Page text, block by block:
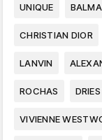
UNIQUE
CHRISTIAN DIOR
LANVIN
ROCHAS
VIVIENNE